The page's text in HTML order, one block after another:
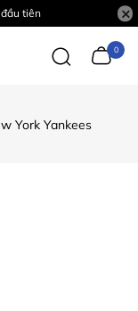
tiên
0
York Yankees